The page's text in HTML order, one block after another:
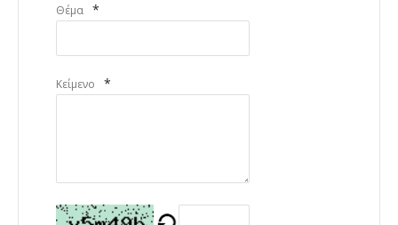
Θέμα *
Κείμενο *